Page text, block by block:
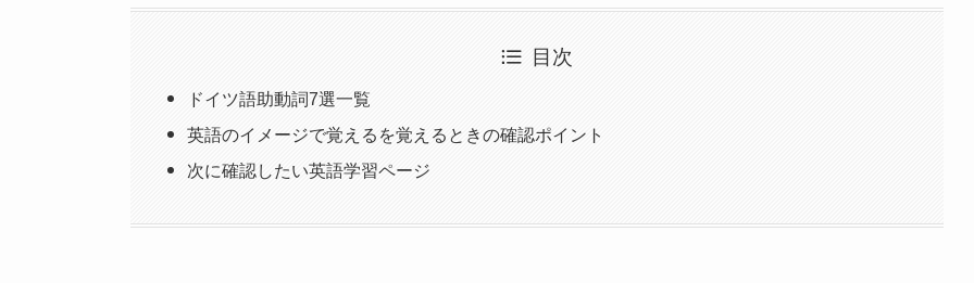
目次
ドイツ語助動詞7選一覧
英語のイメージで覚えるを覚えるときの確認ポイント
次に確認したい英語学習ページ